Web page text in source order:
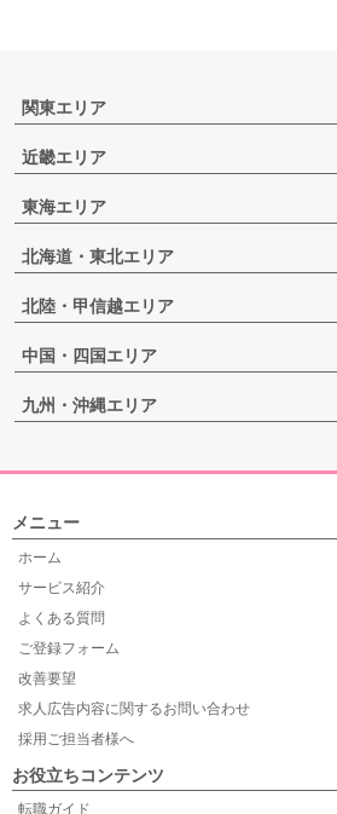
関東エリア
近畿エリア
東海エリア
北海道・東北エリア
北陸・甲信越エリア
中国・四国エリア
九州・沖縄エリア
メニュー
ホーム
サービス紹介
よくある質問
ご登録フォーム
改善要望
求人広告内容に関するお問い合わせ
採用ご担当者様へ
お役立ちコンテンツ
転職ガイド